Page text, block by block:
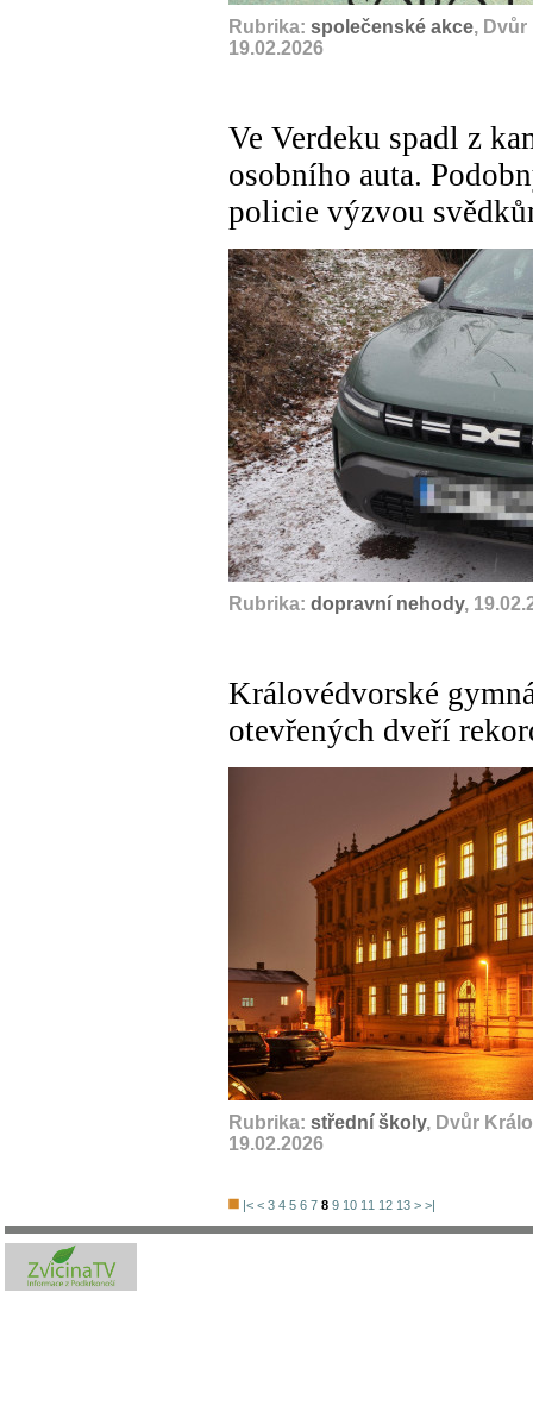
Rubrika: společenské akce, Dvůr
19.02.2026
Ve Verdeku spadl z
osobního auta.
policie výzvou
Rubrika: dopravní nehody,
Královédvorské
otevřených dveří
Rubrika: střední školy, Dvůr
19.02.2026
|< < 3 4 5 6 7 8 9 10 11 12 13 > >|